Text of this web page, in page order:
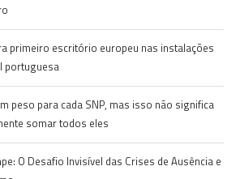
primeiro escritório europeu nas instalações
portuguesa
peso para cada SNP, mas isso não significa
somar todos eles
O Desafio Invisível das Crises de Ausência e